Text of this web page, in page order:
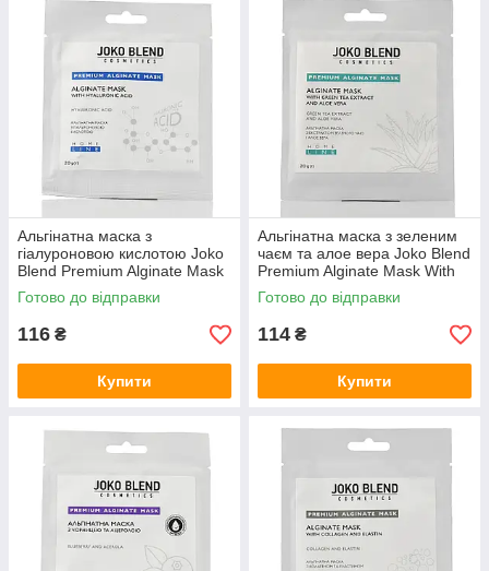
Альгінатна маска з
гіалуроновою кислотою Joko
Blend Premium Alginate Mask
With Hyaluronic ACID 20г
Готово до відправки
116 ₴
Купити
Альгінатна маска з зеленим
чаєм та алое вера Joko Blend
Premium Alginate Mask With
Green Tea Extract and Aloe
Vera 20г
Готово до відправки
114 ₴
Купити